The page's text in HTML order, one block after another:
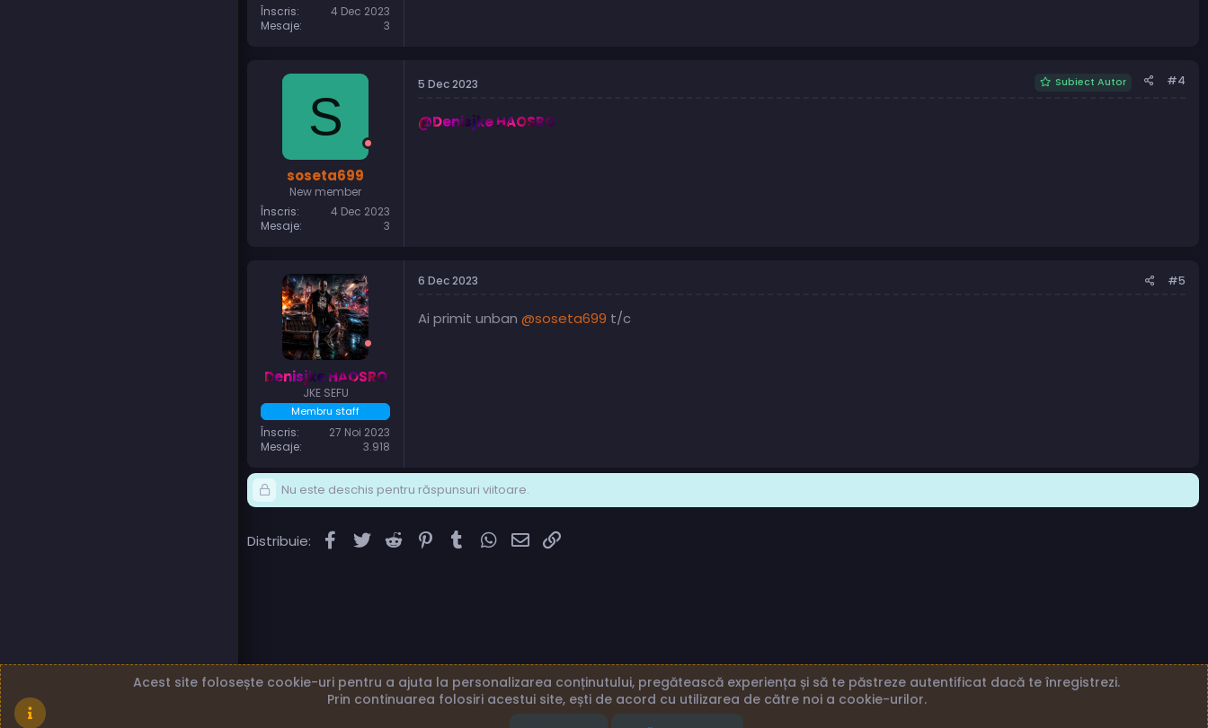
Înscris
4 Dec 2023
Mesaje
3
S
soseta699
New member
Înscris
4 Dec 2023
Mesaje
3
5 Dec 2023 Subiect Autor #4
@Denisjke HAOSRO
Denisjke HAOSRO
JKE SEFU
Membru staff
Înscris
27 Noi 2023
Mesaje
3.918
6 Dec 2023 #5
Ai primit unban @soseta699 t/c
Nu este deschis pentru răspunsuri viitoare.
Distribuie: FacebookTwitterReddit PinterestTumblrWhatsApp
Email
Acest site folosește cookie-uri pentru a ajuta la personalizarea conținutului, pregătească experiența și să te păstreze autentificat dacă te înregistrezi.
Prin continuarea folosiri acestui site, ești de acord cu utilizarea de către noi a cookie-urilor.